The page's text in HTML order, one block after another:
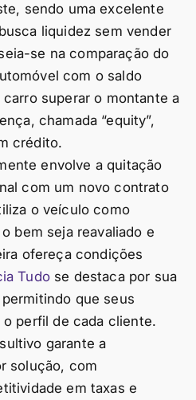
sendo uma excelente
liquidez sem vender
se na comparação do
com o saldo
superar o montante a
chamada “equity”,
crédito.
envolve a quitação
com um novo contrato
o veículo como
bem seja reavaliado e
ofereça condições
Tudose destaca por sua
que seus
perfil de cada cliente.
garante a
solução, com
em taxas e